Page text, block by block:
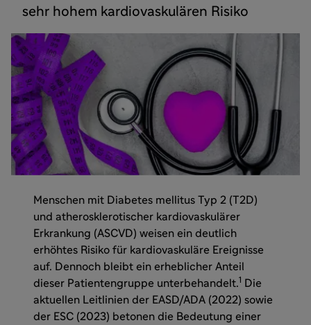
sehr hohem kardiovaskulären Risiko
Menschen mit Diabetes mellitus Typ 2 (T2D)
und atherosklerotischer kardiovaskulärer
Erkrankung (ASCVD) weisen ein deutlich
erhöhtes Risiko für kardiovaskuläre Ereignisse
auf. Dennoch bleibt ein erheblicher Anteil
dieser Patientengruppe unterbehandelt.1
Die
aktuellen Leitlinien der EASD/ADA (2022) sowie
der ESC (2023) betonen die Bedeutung einer